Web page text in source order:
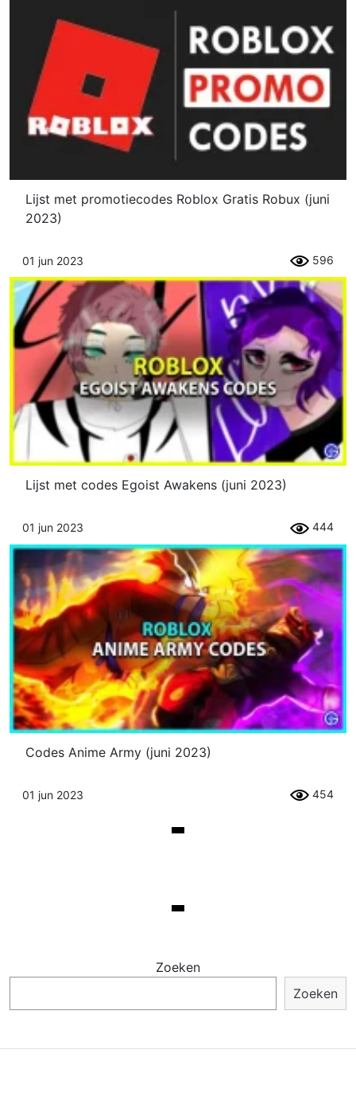
Lijst met promotiecodes Roblox Gratis Robux (juni
2023)
01 jun 2023 596
Lijst met codes Egoist Awakens (juni 2023)
01 jun 2023 444
Codes Anime Army (juni 2023)
01 jun 2023 454
Zoeken
Zoeken